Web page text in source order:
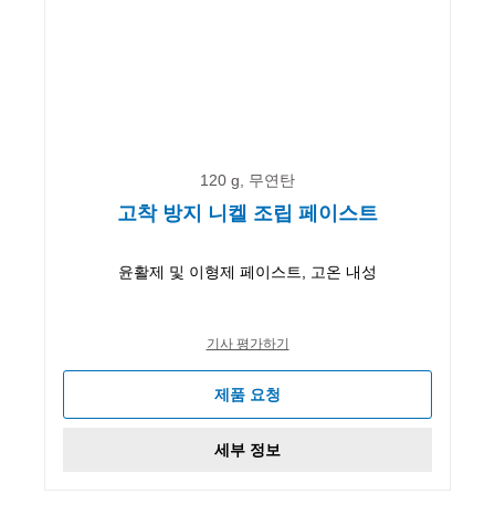
120 g, 무연탄
고착 방지 니켈 조립 페이스트
윤활제 및 이형제 페이스트, 고온 내성
기사 평가하기
제품 요청
세부 정보